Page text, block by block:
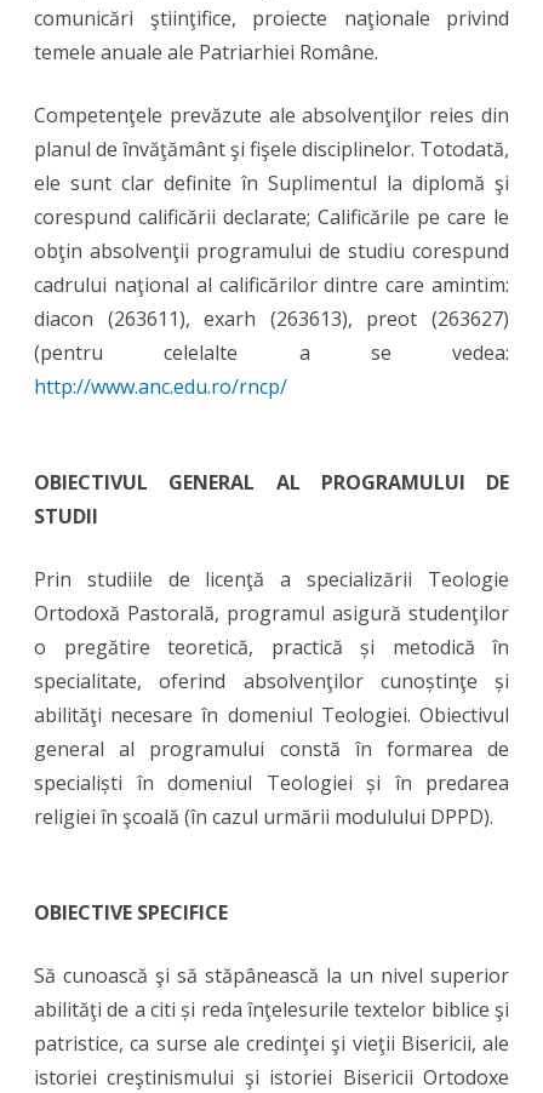
comunicări ştiinţifice, proiecte naţionale privind
temele anuale ale Patriarhiei Române.
Competenţele prevăzute ale absolvenţilor reies din
planul de învăţământ şi fişele disciplinelor. Totodată,
ele sunt clar definite în Suplimentul la diplomă şi
corespund calificării declarate; Calificările pe care le
obţin absolvenţii programului de studiu corespund
cadrului naţional al calificărilor dintre care amintim:
diacon (263611), exarh (263613), preot (263627)
(pentru celelalte a se vedea:
http://www.anc.edu.ro/rncp/
OBIECTIVUL GENERAL AL PROGRAMULUI DE
STUDII
Prin studiile de licenţă a specializării Teologie
Ortodoxă Pastorală, programul asigură studenţilor
o pregătire teoretică, practică și metodică în
specialitate, oferind absolvenţilor cunoștinţe și
abilităţi necesare în domeniul Teologiei. Obiectivul
general al programului constă în formarea de
specialiști în domeniul Teologiei și în predarea
religiei în şcoală (în cazul urmării modulului DPPD).
OBIECTIVE SPECIFICE
Să cunoască şi să stăpânească la un nivel superior
abilităţi de a citi și reda înţelesurile textelor biblice şi
patristice, ca surse ale credinţei şi vieţii Bisericii, ale
istoriei creştinismului şi istoriei Bisericii Ortodoxe